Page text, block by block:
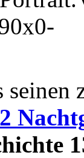
seinen